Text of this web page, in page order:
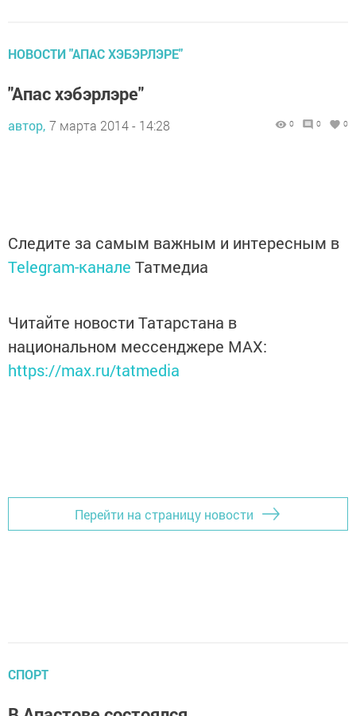
НОВОСТИ "АПАС ХЭБЭРЛЭРЕ"
"Апас хэбэрлэре"
автор, 7 марта 2014 - 14:28 0 0 0
Следите за самым важным и интересным в
Telegram-канале Татмедиа
Читайте новости Татарстана в
национальном мессенджере MАХ:
https://max.ru/tatmedia
Перейти на страницу новости
СПОРТ